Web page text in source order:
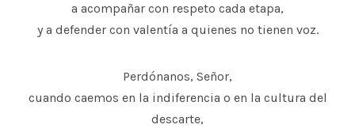
a acompañar con respeto cada etapa,
y a defender con valentía a quienes no tienen voz.
Perdónanos, Señor,
cuando caemos en la indiferencia o en la cultura del
descarte,